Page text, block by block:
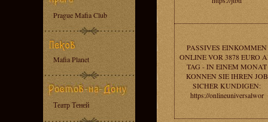
Prague Mafia Club
Mafia Planet
Театр Теней
PASSIVES EINKOMMEN
ONLINE VOR 3878 EURO
TAG - IN EINEM MONAT
KONNEN SIE IHREN JOB
SICHER KUNDIGEN:
https://onlineuniversalwor